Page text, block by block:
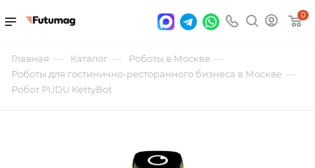
0
Главная — Каталог — Роботы в Москве —
Роботы для гостинично-ресторанного бизнеса в Москве —
Робот PUDU KettyBot